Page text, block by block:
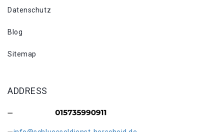
Datenschutz
Blog
Sitemap
ADDRESS